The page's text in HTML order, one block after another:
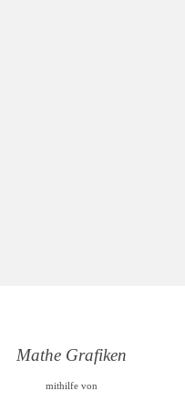
Mathe Grafiken
mithilfe von